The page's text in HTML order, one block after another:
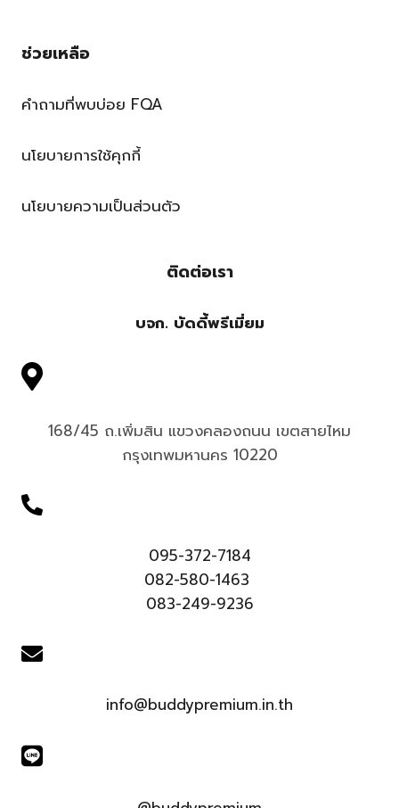
ช่วยเหลือ
คำถามที่พบบ่อย FQA
นโยบายการใช้คุกกี้
นโยบายความเป็นส่วนตัว
ติดต่อเรา
บจก. บัดดี้พรีเมี่ยม
168/45 ถ.เพิ่มสิน แขวงคลองถนน เขตสายไหม
กรุงเทพมหานคร 10220
095-372-7184
082-580-1463
083-249-9236
info@buddypremium.in.th